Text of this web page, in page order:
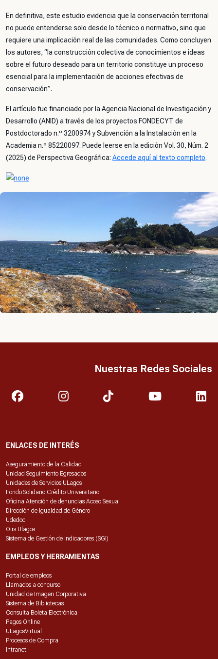
En definitiva, este estudio evidencia que la conservación territorial
no puede entenderse solo desde lo técnico o normativo, sino que
requiere una implicación real de las comunidades. Como concluyen
los autores, “la construcción colectiva de conocimientos e ideas
sobre el futuro deseado para un territorio constituye un proceso
esencial para la implementación de acciones efectivas de
conservación”.
El artículo fue financiado por la Agencia Nacional de Investigación y
Desarrollo (ANID) a través de los proyectos FONDECYT de
Postdoctorado n.º 3200974 y Subvención a la Instalación en la
Academia n.º 85220097. Puede leerse en la edición Vol. 30, Núm. 2
(2025) de Perspectiva Geográfica: Accede aquí al texto completo.
ENLACES DE INTERÉS
Aseguramiento de la Calidad
Unidad Seguimiento Egresados
Unidades de Servicios ULagos
Fondo Solidario Crédito Universitario
Oficina Atención de denuncias Acoso Sexual
Dirección de Igualdad de Género
Udedoc
Oirs Ulagos
Sistema de Gestión de Indicadores (SGI)
EMPLEOS Y HERRAMIENTAS
Portal de empleos
Llamados a concurso
Unidad de Imagen Corporativa
Sistema de Bibliotecas
Consulta Boleta Electrónica
Pagos Online
ULagosVirtual
Procesos de Compra
Intranet
Nuestras Redes Sociales